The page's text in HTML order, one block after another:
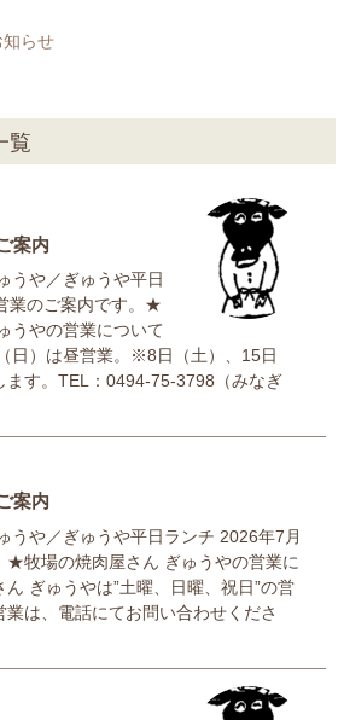
知らせ
覧
案内
うや／ぎゅうや平日
業のご案内です。★
うやの営業について
日）は昼営業。※8日（土）、15日
ます。TEL：0494-75-3798（みなぎ
案内
うや／ぎゅうや平日ランチ 2026年7月
★牧場の焼肉屋さん ぎゅうやの営業に
ぎゅうやは”土曜、日曜、祝日”の営
は、電話にてお問い合わせくださ